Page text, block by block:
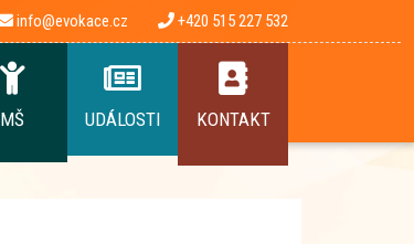
info@evokace.cz +420 515 227 532
MŠ UDÁLOSTI KONTAKT